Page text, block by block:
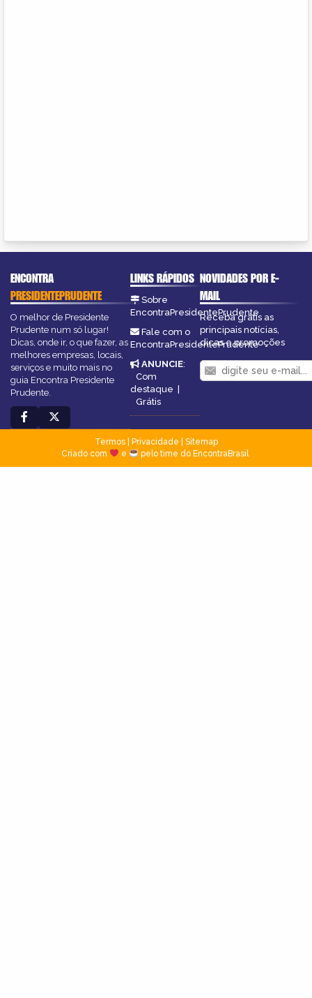
ENCONTRA
PRESIDENTEPRUDENTE
O melhor de Presidente
Prudente num só lugar!
Dicas, onde ir, o que fazer, as
melhores empresas, locais,
serviços e muito mais no
guia Encontra Presidente
Prudente.
LINKS RÁPIDOS
Sobre
EncontraPresidentePrudente
Fale com o
EncontraPresidentePrudente
ANUNCIE:
Com
destaque |
Grátis
NOVIDADES POR E-
MAIL
Receba grátis as
principais notícias,
dicas e promoções
Termos| Privacidade
Sitemap
Criado com
e pelo time do EncontraBrasil